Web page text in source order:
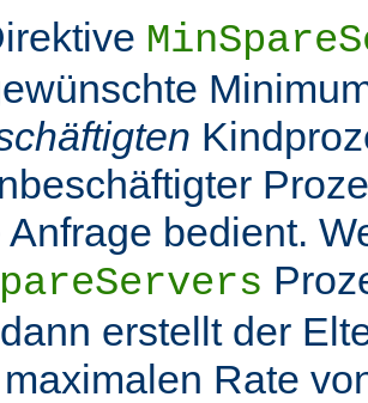
Anfrage bedient.
erstellt der
Rate